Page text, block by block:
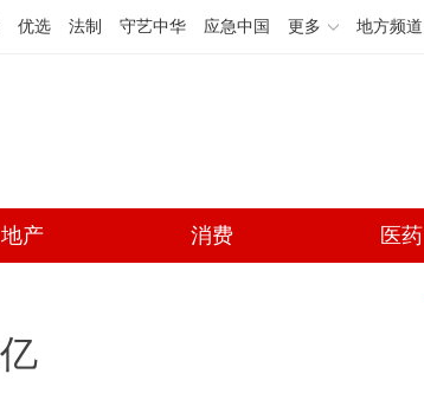
优选 法制 守艺中华 应急中国 更多 地方频道
地产 消费 医药